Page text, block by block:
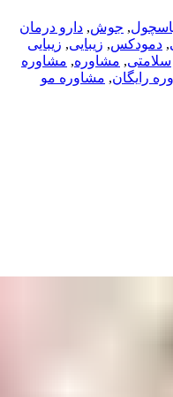
, جوش, دارو درمان
, دمودکس, زیبایی, زیبایی
سلامتی, مشاوره, مشاوره
رایگان, مشاوره مو